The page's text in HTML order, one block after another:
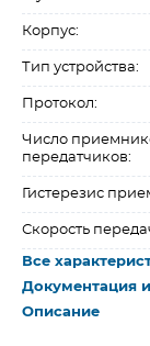
Корпус:
Тип устройства:
Протокол:
Число
передатчиков:
Гистерезис
Скорость
Все
Документация
Описание